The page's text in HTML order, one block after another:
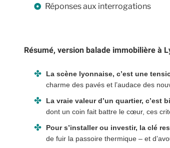
Réponses aux interrogations
Résumé, version balade immobilière à
La scène lyonnaise, c’est une
charme des pavés et l’audace des
La vraie valeur d’un quartier, c’est
dont un coin fait battre le cœur, ces
Pour s’installer ou investir, la clé
de fuir la passoire thermique – et